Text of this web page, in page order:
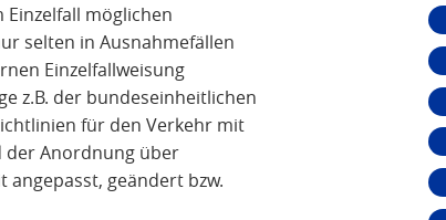
Einzelfall möglichen
selten in Ausnahmefällen
Einzelfallweisung
z.B. der bundeseinheitlichen
für den Verkehr mit
der Anordnung über
angepasst, geändert bzw.